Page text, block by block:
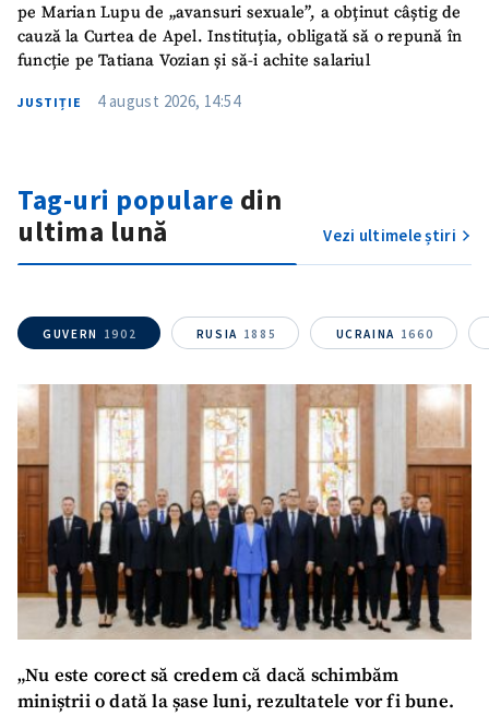
pe Marian Lupu de „avansuri sexuale”, a obținut câștig de
cauză la Curtea de Apel. Instituția, obligată să o repună în
funcție pe Tatiana Vozian și să-i achite salariul
JUSTIȚIE 4 august 2026, 14:54
Tag-uri populare din
ultima lună
Vezi ultimele știri
GUVERN 1902 RUSIA 1885 UCRAINA 1660
„Nu este corect să credem că dacă schimbăm
miniștrii o dată la șase luni, rezultatele vor fi bune.
Fotografie
+ Încarcă imagine
Mesajul știrei
+ Mesajul știrei
Nume+ Numele meu
Email+ Emailul meu
Telefon
+ Telefon personal
Am citit și sunt de
acord cu politica de
confidențialitate.
TRIMITE ȘTIREA